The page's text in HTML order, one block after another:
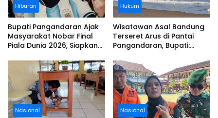
Hiburan
Bupati Pangandaran Ajak
Masyarakat Nobar Final
Piala Dunia 2026, Siapkan
Hukum
Wisatawan Asal Bandung
Terseret Arus di Pantai
Pangandaran, Bupati:
Aturan
Nasional Nasional